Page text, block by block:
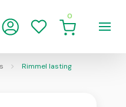
0
Rimmel lasting